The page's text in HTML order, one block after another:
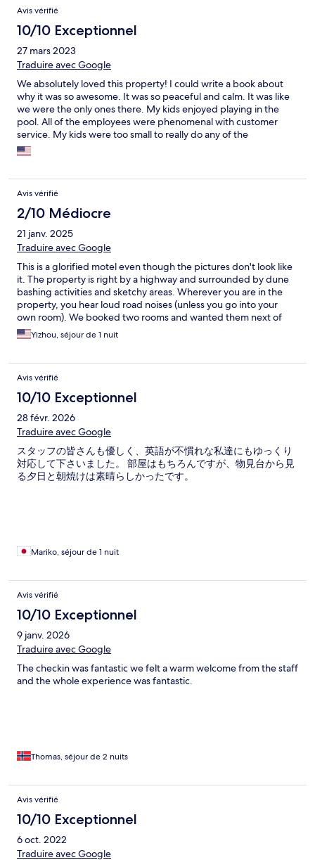
Avis vérifié
10/10 Exceptionnel
27 mars 2023
Traduire avec Google
We absolutely loved this property! I could write a book about
why it was so awesome. It was so peaceful and calm. It was like
we were the only ones there. My kids enjoyed playing in the
pool. All of the employees were phenomenal with customer
service. My kids were too small to really do any of the
experiences so I asked if they could just see the camels and
falcons and they said sure. Jamal was amazing he drove us
get there names. The lady at the front desk remembered me
after I called 2-3 days prior to visiting. My only issue is that the
food was a bit pricey but other than that I had an amazing
relaxing time even with 2 kids ages 2 and 5. Will definitely be
back and I hope it is very soon. Thanks Mysk!!!
Avis vérifié
2/10 Médiocre
21 janv. 2025
Traduire avec Google
This is a glorified motel even though the pictures don't look like
it. The property is right by a highway and surrounded by dune
bashing activities and sketchy areas. Wherever you are in the
property, you hear loud road noises (unless you go into your
own room). We booked two rooms and wanted them next of
each other. The receptionist said the best she could do is two
rooms that were separated by a room in the middle because the
shower didn't have hot water, so instead of changing our room,
they sent someone to do plumbing late at night. We couldn't
shower the first night bcs the plumber couldn't fix it after an
hour, and eventually the hotel offered us the room next door
(the one that's in between ours and our parents') to shower in.
So the receptionist was purposefully not putting us in the
adjacent room to our parents. Overall the property does mostly
look like what's in the picture, but we were very disappointed in
the room, the area it's in and its service. Highly recommend
looking somewhere else.
Yizhou, séjour de 1 nuit
Avis vérifié
10/10 Exceptionnel
28 févr. 2026
Traduire avec Google
スタッフの皆さんも優しく、英語が不慣れな私達にもゆっくり
対応して下さいました。 部屋はもちろんですが、物見台から見
る夕日と朝焼けは素晴らしかったです。
Mariko, séjour de 1 nuit
Avis vérifié
10/10 Exceptionnel
9 janv. 2026
Traduire avec Google
The checkin was fantastic we felt a warm welcome from the staff
and the whole experience was fantastic.
Thomas, séjour de 2 nuits
Avis vérifié
10/10 Exceptionnel
6 oct. 2022
Traduire avec Google